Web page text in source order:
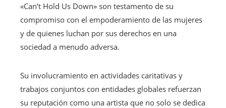
«Can’t Hold Us Down» son testamento de su
compromiso con el empoderamiento de las mujeres
y de quienes luchan por sus derechos en una
sociedad a menudo adversa.
Su involucramiento en actividades caritativas y
trabajos conjuntos con entidades globales refuerzan
su reputación como una artista que no solo se dedica